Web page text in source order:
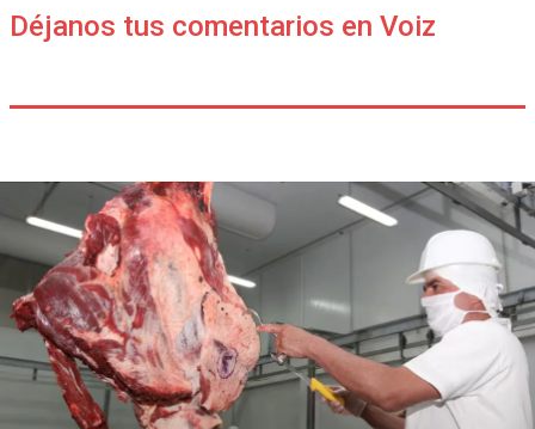
Déjanos tus comentarios en Voiz